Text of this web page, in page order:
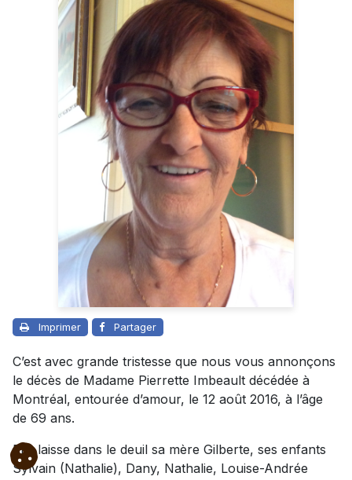
Imprimer Partager
C’est avec grande tristesse que nous vous annonçons
le décès de Madame Pierrette Imbeault décédée à
Montréal, entourée d’amour, le 12 août 2016, à l’âge
de 69 ans.
Elle laisse dans le deuil sa mère Gilberte, ses enfants
Sylvain (Nathalie), Dany, Nathalie, Louise-Andrée